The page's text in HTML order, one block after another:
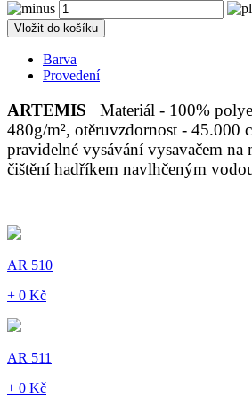
Vložit do košíku
Barva
Provedení
ARTEMIS
Materiál - 100%
480g/m², otěruvzdornost - 45.000
pravidelné vysávání vysavačem
čištění hadříkem navlhčeným
AR 510
+ 0 Kč
AR 511
+ 0 Kč